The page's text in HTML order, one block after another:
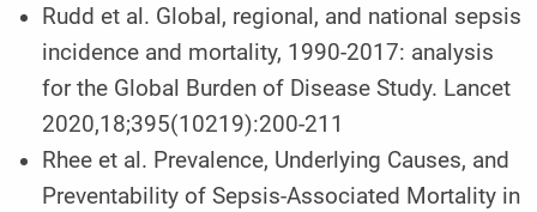
Rudd et al. Global, regional, and national sepsis
incidence and mortality, 1990-2017: analysis
for the Global Burden of Disease Study. Lancet
2020,18;395(10219):200-211
Rhee et al. Prevalence, Underlying Causes, and
Preventability of Sepsis-Associated Mortality in